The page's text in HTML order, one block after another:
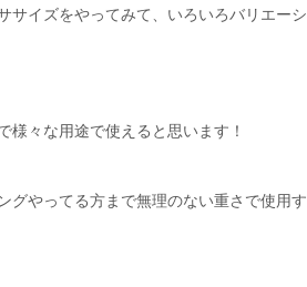
サイズをやってみて、いろいろバリエーシ
々な用途で使えると思います！
グやってる方まで無理のない重さで使用す